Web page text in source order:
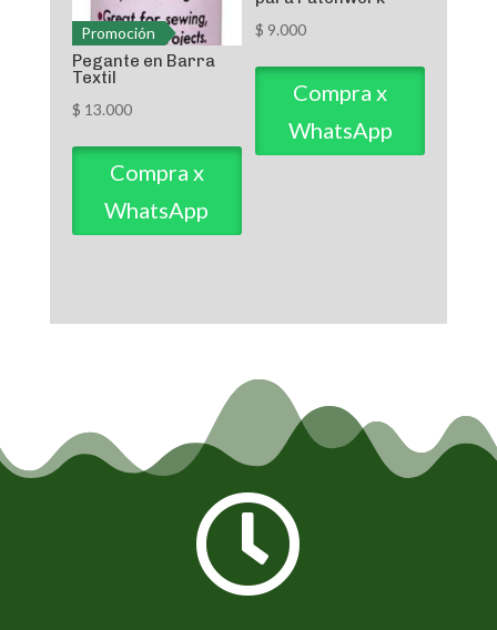
Promoción
Pegante en Barra
Textil
$ 13.000
Compra x
WhatsApp
$ 9.000
Compra x
WhatsApp
